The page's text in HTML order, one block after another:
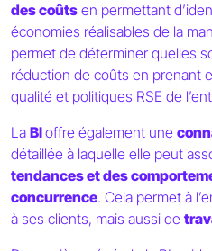
des coûts en permettant
économies réalisables de la
permet de déterminer quelles
réduction de coûts en prenant
qualité et politiques RSE de
La BIoffre également une
détaillée à laquelle elle peut
tendances et des
concurrence. Cela permet à
à ses clients, mais aussi de